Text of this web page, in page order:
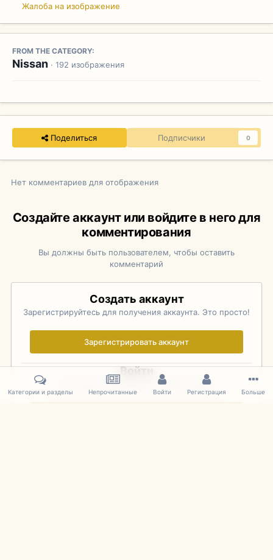
Жалоба на изображение
FROM THE CATEGORY:
Nissan · 192 изображения
Поделиться Подписчики 0
Нет комментариев для отображения
Создайте аккаунт или войдите в него для
комментирования
Вы должны быть пользователем, чтобы оставить
комментарий
Создать аккаунт
Зарегистрируйтесь для получения аккаунта. Это просто!
Зарегистрировать аккаунт
Войти
Уже зарегистрированы? Войдите здесь.
Категории и разделы Непрочитанные Войти Регистрация Больше